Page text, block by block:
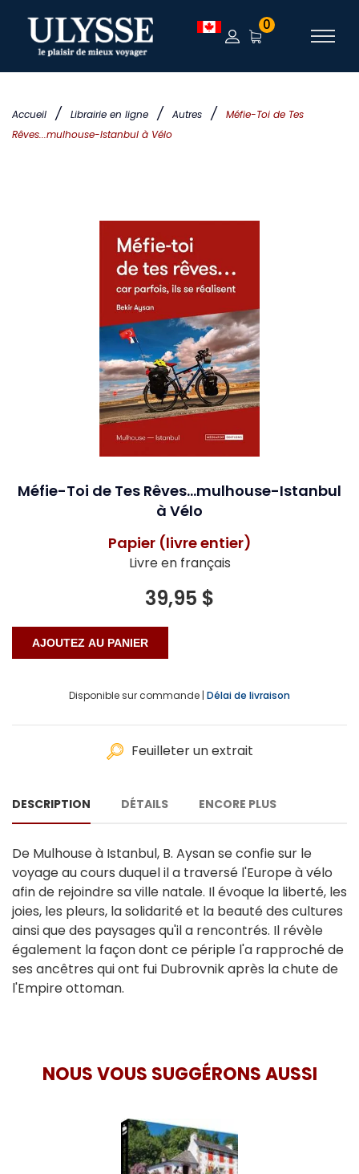
Accueil / Librairie en ligne / Autres /
Méfie-Toi de Tes
Rêves...mulhouse-Istanbul à Vélo
0
Méfie-Toi de Tes Rêves...mulhouse-Istanbul
à Vélo
Papier (livre entier)
Livre en français
39,95 $
Disponible sur commande | Délai de livraison
Feuilleter un extrait
DESCRIPTION DÉTAILS ENCORE PLUS
De Mulhouse à Istanbul, B. Aysan se confie sur le
voyage au cours duquel il a traversé l'Europe à vélo
afin de rejoindre sa ville natale. Il évoque la liberté, les
joies, les pleurs, la solidarité et la beauté des cultures
ainsi que des paysages qu'il a rencontrés. Il révèle
également la façon dont ce périple l'a rapproché de
ses ancêtres qui ont fui Dubrovnik après la chute de
l'Empire ottoman.
NOUS VOUS SUGGÉRONS AUSSI